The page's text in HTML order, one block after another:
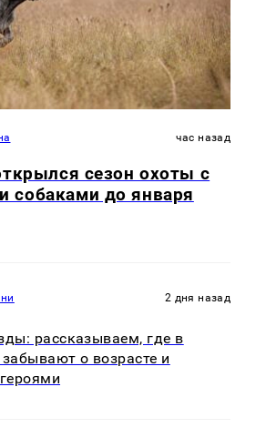
час назад
сезон охоты с
собаками до января
2 дня назад
рассказываем, где в
о возрасте и